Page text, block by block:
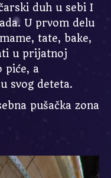
duh u sebi I
U prvom delu
tate, bake,
u prijatnoj
piće, a
svog deteta.
pušačka zona